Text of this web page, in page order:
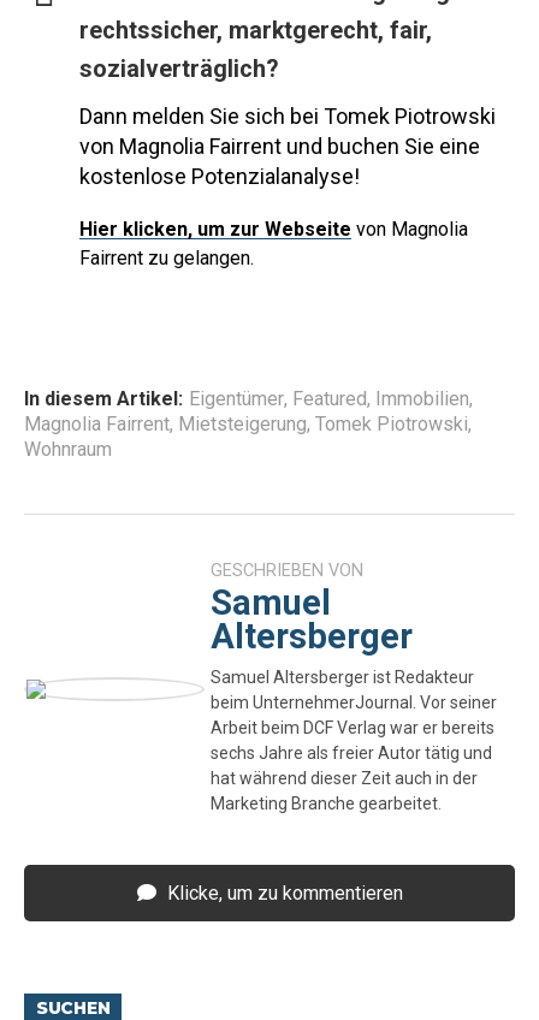
rechtssicher, marktgerecht, fair,
sozialverträglich?
Dann melden Sie sich bei Tomek Piotrowski
von Magnolia Fairrent und buchen Sie eine
kostenlose Potenzialanalyse!
Hier klicken, um zur Webseite von Magnolia
Fairrent zu gelangen.
In diesem Artikel: Eigentümer, Featured, Immobilien,
Magnolia Fairrent, Mietsteigerung, Tomek Piotrowski,
Wohnraum
GESCHRIEBEN VON
Samuel
Altersberger
Samuel Altersberger ist Redakteur
beim UnternehmerJournal. Vor seiner
Arbeit beim DCF Verlag war er bereits
sechs Jahre als freier Autor tätig und
hat während dieser Zeit auch in der
Marketing Branche gearbeitet.
Klicke, um zu kommentieren
SUCHEN